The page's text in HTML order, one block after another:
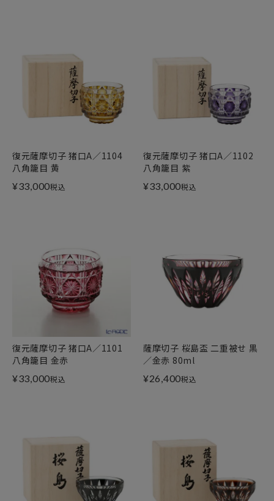
復元薩摩切子 猪口A／1104
八角籠目 黄
¥33,000税込
復元薩摩切子 猪口A／1102
八角籠目 紫
¥33,000税込
復元薩摩切子 猪口A／1101
八角籠目 金赤
¥33,000税込
薩摩切子 桜島盃 二重被せ 黒
／金赤 80ml
¥26,400税込